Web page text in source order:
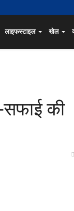
लाइफस्टाइल खेल
की